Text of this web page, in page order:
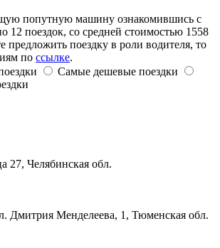
попутную машину ознакомившись с
12 поездок, со средней стоимостью 1558
предложить поездку в роли водителя, то
по ссылке.
Самые дешевые поездки
27, Челябинская обл.
Дмитрия Менделеева, 1, Тюменская обл.